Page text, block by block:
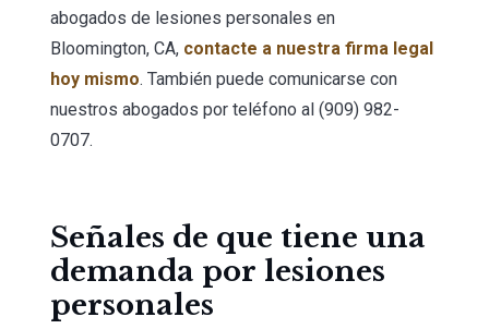
abogados de lesiones personales en
Bloomington, CA, contacte a nuestra firma legal
hoy mismo. También puede comunicarse con
nuestros abogados por teléfono al (909) 982-
0707.
Señales de que tiene una
demanda por lesiones
personales